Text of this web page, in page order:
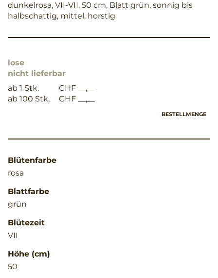
dunkelrosa, VII-VII, 50 cm, Blatt grün, sonnig bis
halbschattig, mittel, horstig
lose
nicht lieferbar
ab 1 Stk.
CHF __,__
ab 100 Stk.
CHF __,__
BESTELLMENGE
Blütenfarbe
rosa
Blattfarbe
grün
Blütezeit
VII
Höhe (cm)
50